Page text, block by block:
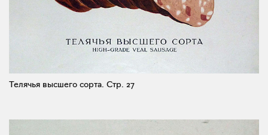
Телячья высшего сорта. Стр. 27